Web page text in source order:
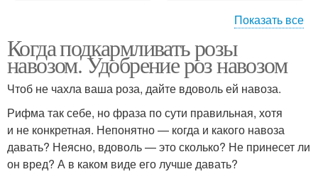
комнатных растений
Подкормка по листьям
Подкормка с борной
кислоты
Корневые подкормки
Показать все
Когда подкармливать розы
навозом. Удобрение роз навозом
Чтоб не чахла ваша роза, дайте вдоволь ей навоза.
Рифма так себе, но фраза по сути правильная, хотя
и не конкретная. Непонятно — когда и какого навоза
давать? Неясно, вдоволь — это сколько? Не принесет ли
он вред? А в каком виде его лучше давать?